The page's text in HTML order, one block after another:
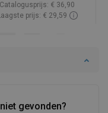
gevonden?
Catalogusprijs: € 36,90
prijs: € 29,59